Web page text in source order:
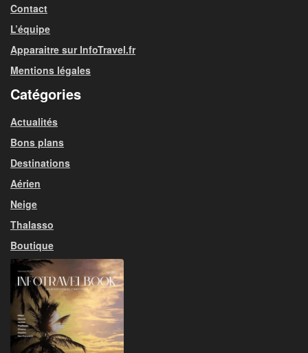
Contact
L’équipe
Apparaitre sur InfoTravel.fr
Mentions légales
Catégories
Actualités
Bons plans
Destinations
Aérien
Neige
Thalasso
Boutique